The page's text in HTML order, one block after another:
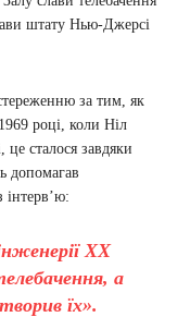
штату Нью-Джерсі
за тим, як
році, коли Ніл
сталося завдяки
допомагав
інтервʼю:
XX
а
їх».